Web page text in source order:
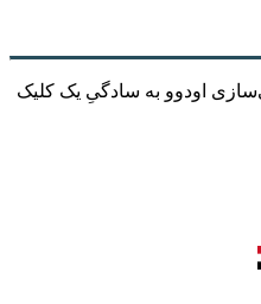
اودوو به سادگیِ یک کلیک